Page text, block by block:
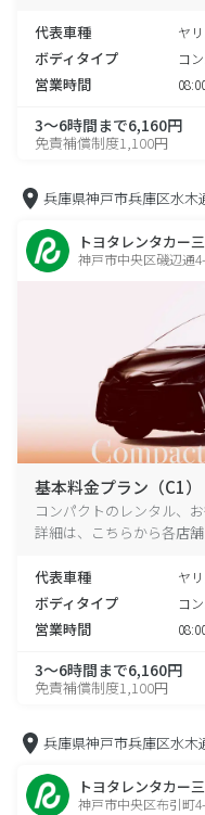
代表車種 ヤ
ボディタイプ コ
営業時間
3～6時間まで6,160円
免責補償制度1,100円
兵庫県神戸市兵庫区水木
トヨタレンタカー
神戸市中央区磯辺通
基本料金プラン（C1）
コンパクトのレンタル、
詳細は、こちらから各店舗
代表車種 ヤ
ボディタイプ コ
営業時間
3～6時間まで6,160円
免責補償制度1,100円
兵庫県神戸市兵庫区水木
トヨタレンタカー
神戸市中央区布引町